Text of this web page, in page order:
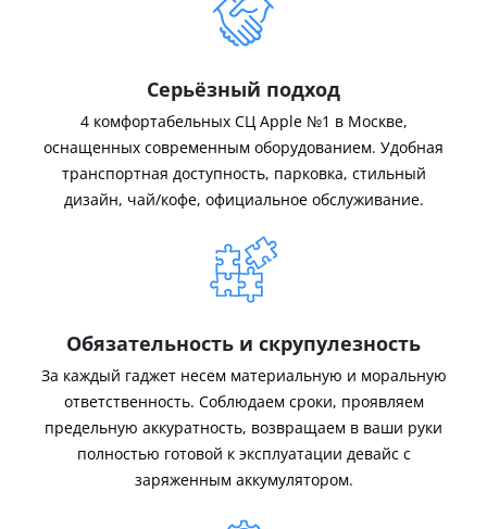
Серьёзный подход
4 комфортабельных СЦ Apple №1 в Москве,
оснащенных современным оборудованием. Удобная
транспортная доступность, парковка, стильный
дизайн, чай/кофе, официальное обслуживание.
Обязательность и скрупулезность
За каждый гаджет несем материальную и моральную
ответственность. Соблюдаем сроки, проявляем
предельную аккуратность, возвращаем в ваши руки
полностью готовой к эксплуатации девайс с
заряженным аккумулятором.